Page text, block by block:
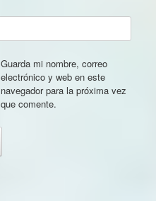
Guarda mi nombre, correo
electrónico y web en este
navegador para la próxima vez
que comente.